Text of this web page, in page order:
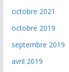
octobre 2021
octobre 2019
septembre 2019
avril 2019